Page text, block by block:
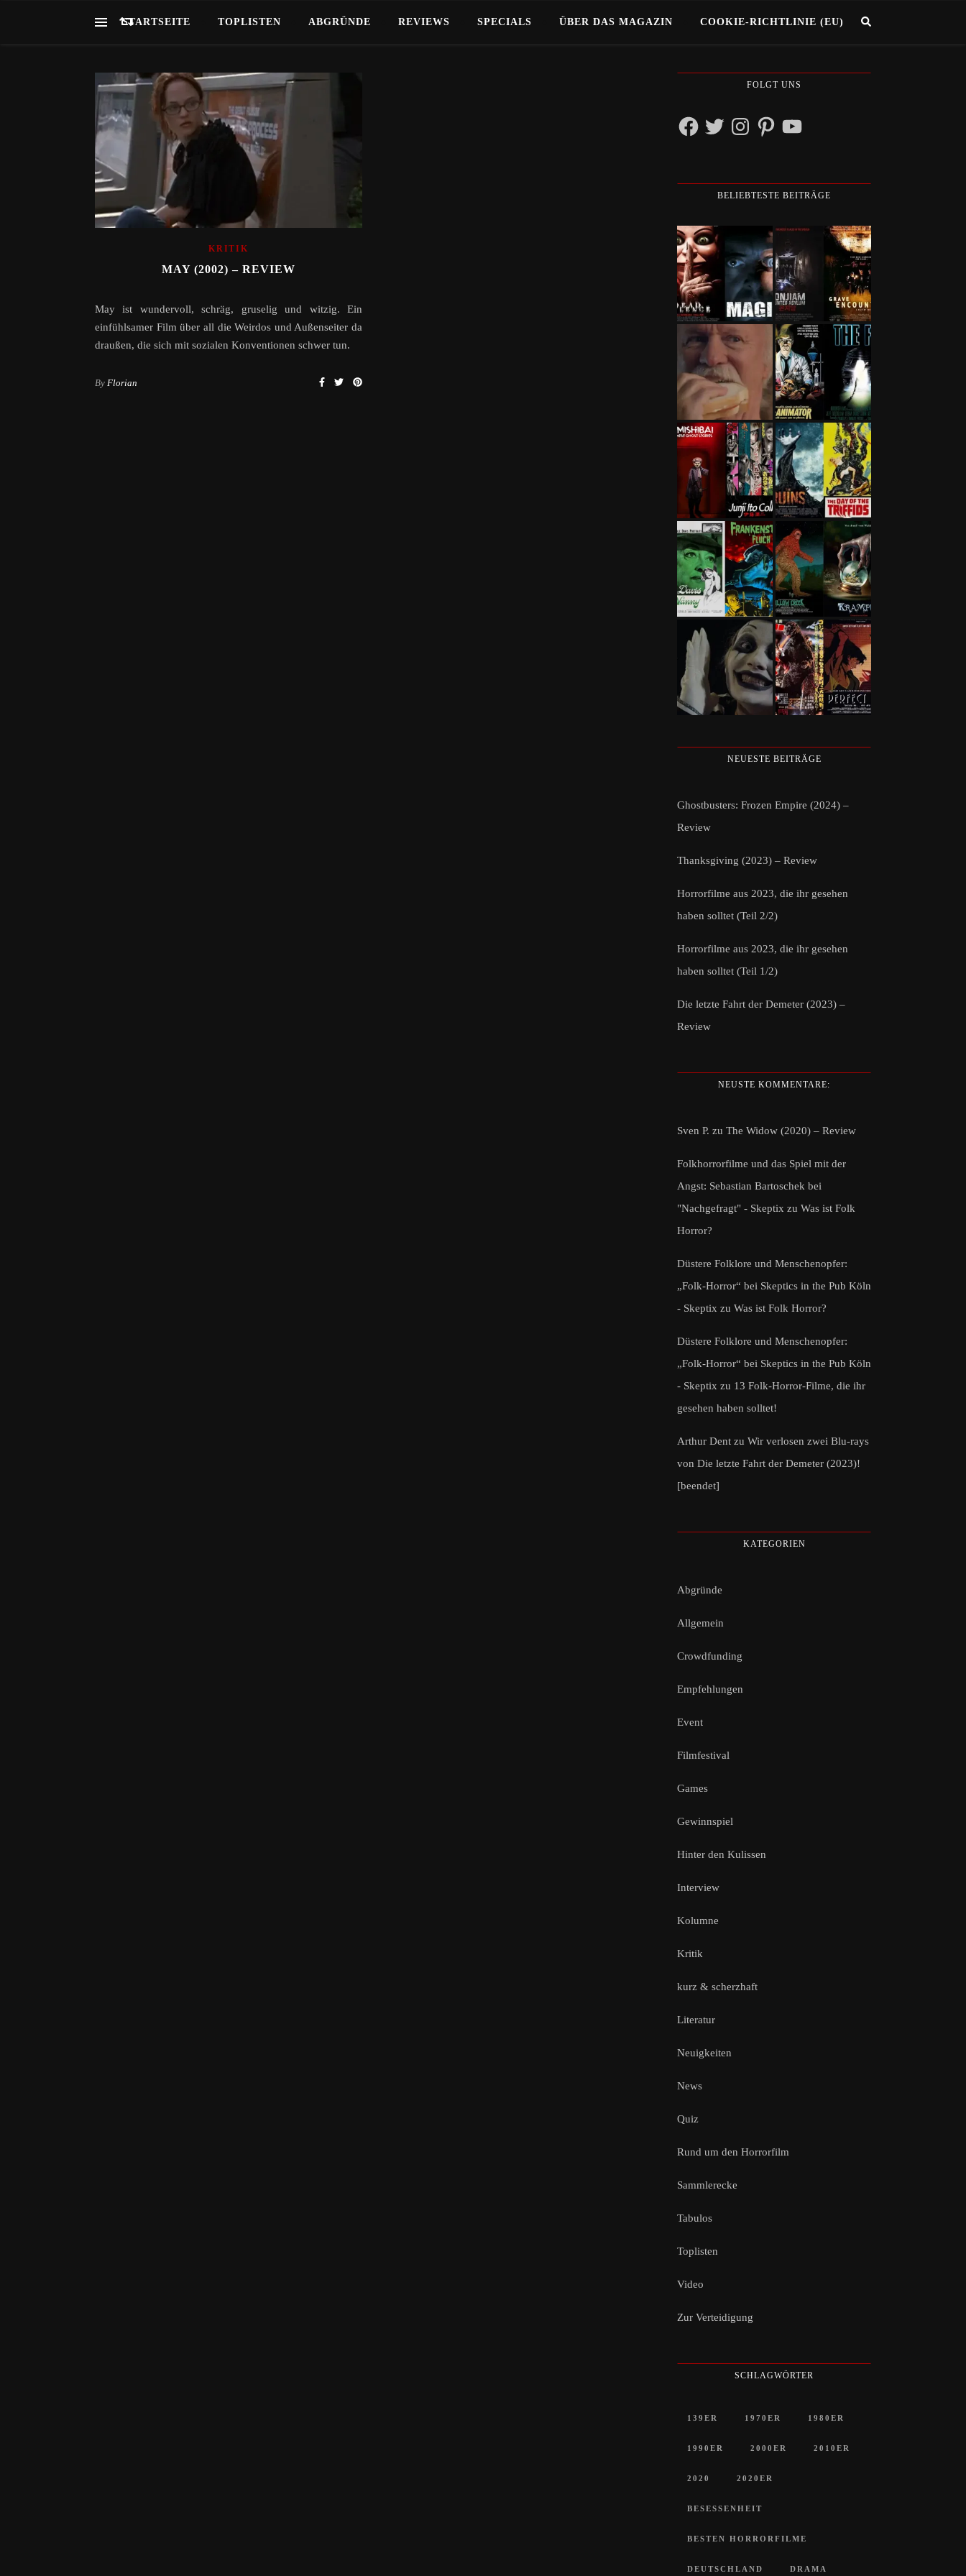
STARTSEITE TOPLISTEN ABGRÜNDE REVIEWS SPECIALS ÜBER DAS MAGAZIN COOKIE-RICHTLINIE (EU)
KRITIK
MAY (2002) – REVIEW
May ist wundervoll, schräg, gruselig und witzig. Ein
einfühlsamer Film über all die Weirdos und Außenseiter da
draußen, die sich mit sozialen Konventionen schwer tun.
By Florian
FOLGT UNS
FacebookTwitterInstagramPinterestYouTube
BELIEBTESTE BEITRÄGE
NEUESTE BEITRÄGE
Ghostbusters: Frozen Empire (2024) –
Review
Thanksgiving (2023) – Review
Horrorfilme aus 2023, die ihr gesehen
haben solltet (Teil 2/2)
Horrorfilme aus 2023, die ihr gesehen
haben solltet (Teil 1/2)
Die letzte Fahrt der Demeter (2023) –
Review
NEUSTE KOMMENTARE:
Sven P. zu The Widow (2020) – Review
Folkhorrorfilme und das Spiel mit der
Angst: Sebastian Bartoschek bei
"Nachgefragt" - Skeptix zu Was ist Folk
Horror?
Düstere Folklore und Menschenopfer:
„Folk-Horror“ bei Skeptics in the Pub Köln
- Skeptix zu Was ist Folk Horror?
Düstere Folklore und Menschenopfer:
„Folk-Horror“ bei Skeptics in the Pub Köln
- Skeptix zu 13 Folk-Horror-Filme, die ihr
gesehen haben solltet!
Arthur Dent zu Wir verlosen zwei Blu-rays
von Die letzte Fahrt der Demeter (2023)!
[beendet]
KATEGORIEN
Abgründe
Allgemein
Crowdfunding
Empfehlungen
Event
Filmfestival
Games
Gewinnspiel
Hinter den Kulissen
Interview
Kolumne
Kritik
kurz & scherzhaft
Literatur
Neuigkeiten
News
Quiz
Rund um den Horrorfilm
Sammlerecke
Tabulos
Toplisten
Video
Zur Verteidigung
SCHLAGWÖRTER
139ER 1970ER 1980ER
1990ER 2000ER 2010ER
2020 2020ER
BESESSENHEIT
BESTEN HORRORFILME
DEUTSCHLAND DRAMA